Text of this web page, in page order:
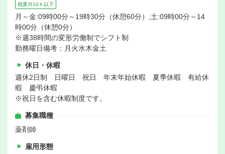
残業月10ｈ以下
月～金:09時00分～19時30分（休憩60分）,土:09時00分～14
時00分（休憩0分）
※週38時間の変形労働制でシフト制
勤務曜日備考：月火水木金土
休日・休暇
週休2日制 日曜日 祝日 年末年始休暇 夏季休暇 有給休
暇 慶弔休暇
※祝日を含む休暇制度です。
募集職種
薬剤師
雇用形態